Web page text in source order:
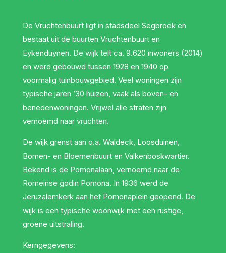
De Vruchtenbuurt ligt in stadsdeel Segbroek en
bestaat uit de buurten Vruchtenbuurt en
Eykenduynen. De wijk telt ca. 9.620 inwoners (2014)
en werd gebouwd tussen 1928 en 1940 op
voormalig tuinbouwgebied. Veel woningen zijn
typische jaren ’30 huizen, vaak als boven- en
benedenwoningen. Vrijwel alle straten zijn
vernoemd naar vruchten.
De wijk grenst aan o.a. Waldeck, Loosduinen,
Bomen- en Bloemenbuurt en Valkenboskwartier.
Bekend is de Pomonalaan, vernoemd naar de
Romeinse godin Pomona. In 1936 werd de
Jeruzalemkerk aan het Pomonaplein geopend. De
wijk is een typische woonwijk met een rustige,
groene uitstraling.
Kerngegevens: